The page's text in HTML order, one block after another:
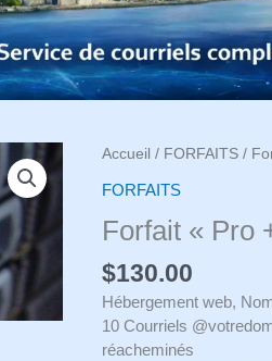
Accueil / FORFAITS /
FORFAITS
Forfait « Pro
$130.00
Hébergement web,
10 Courriels
réacheminés